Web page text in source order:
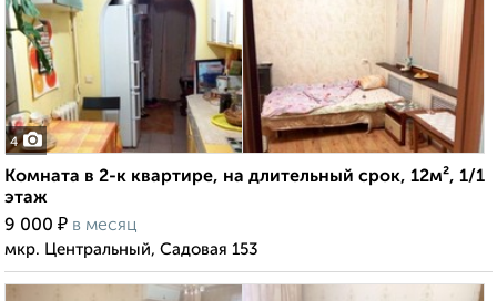
4
Комната в 2-к квартире, на длительный срок, 12м², 1/1
этаж
9 000 ₽ в месяц
мкр. Центральный, Садовая 153